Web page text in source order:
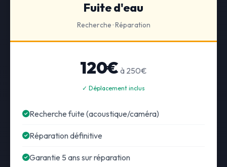
Fuite d'eau
Recherche · Réparation
120€ à 250€
✓ Déplacement inclus
Recherche fuite (acoustique/caméra)
Réparation définitive
Garantie 5 ans sur réparation